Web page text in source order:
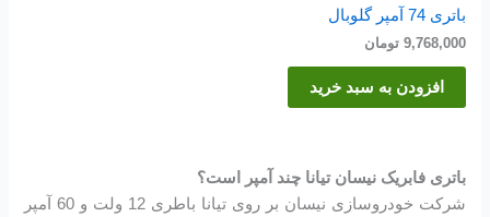
باتری 74 آمپر گلوبال
9,768,000 تومان
افزودن به سبد خرید
باتری فابریک نیسان تیانا چند آمپر است؟
شرکت خودروسازی نیسان بر روی تیانا باطری 12 ولت و 60 آمپر